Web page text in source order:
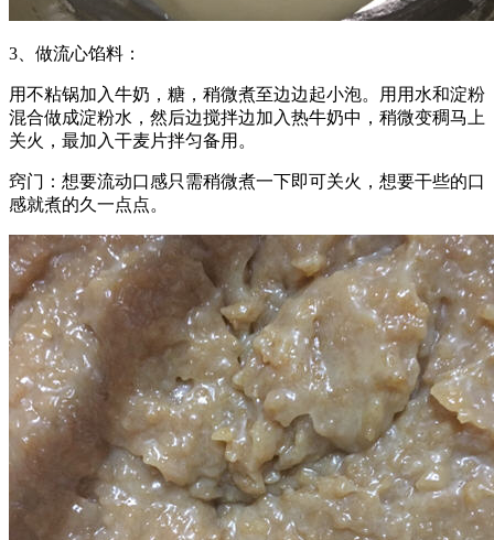
3、做流心馅料：
用不粘锅加入牛奶，糖，稍微煮至边边起小泡。用用水和淀粉
混合做成淀粉水，然后边搅拌边加入热牛奶中，稍微变稠马上
关火，最加入干麦片拌匀备用。
窍门：想要流动口感只需稍微煮一下即可关火，想要干些的口
感就煮的久一点点。